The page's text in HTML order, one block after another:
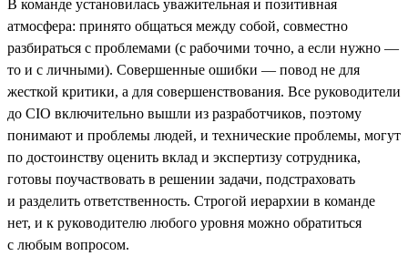
В команде установилась уважительная и позитивная
атмосфера: принято общаться между собой, совместно
разбираться с проблемами (с рабочими точно, а если нужно —
то и с личными). Совершенные ошибки — повод не для
жесткой критики, а для совершенствования. Все руководители
до CIO включительно вышли из разработчиков, поэтому
понимают и проблемы людей, и технические проблемы, могут
по достоинству оценить вклад и экспертизу сотрудника,
готовы поучаствовать в решении задачи, подстраховать
и разделить ответственность. Строгой иерархии в команде
нет, и к руководителю любого уровня можно обратиться
с любым вопросом.